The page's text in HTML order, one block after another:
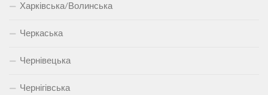
Харківська/Волинська
Черкаська
Чернівецька
Чернігівська